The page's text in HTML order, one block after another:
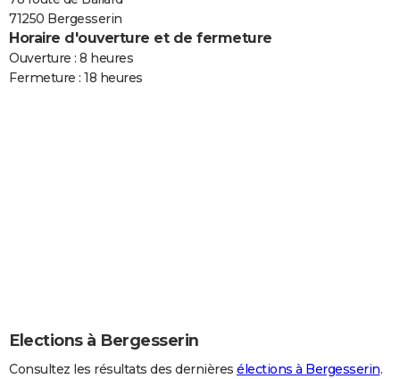
71250 Bergesserin
Horaire d'ouverture et de fermeture
Ouverture : 8 heures
Fermeture : 18 heures
Elections à Bergesserin
Consultez les résultats des dernières élections à Bergesserin.